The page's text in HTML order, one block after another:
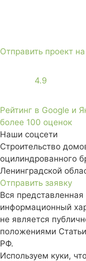
Отправить проект
4.9
Рейтинг в Google и
более 100 оценок
Наши соцсети
Строительство
оцилиндрованного
Ленинградской
Отправить заявку
Вся
информационный
не является
положениями
РФ.
Используем куки,